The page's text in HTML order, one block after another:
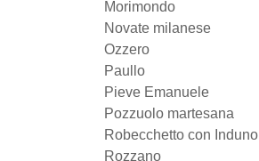
Morimondo
Novate milanese
Ozzero
Paullo
Pieve Emanuele
Pozzuolo martesana
Robecchetto con Induno
Rozzano